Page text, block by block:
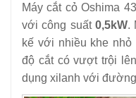
Máy cắt cỏ Oshima
với công suất0,5kW.
kế với nhiều khe
độ cắt có vượt trội
dụng xilanh với